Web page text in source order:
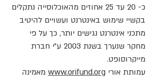
כ- 20 עד 25 אחוזים מהאוכלוסייה נתקלים
בקשיי שימוש באינטרנט ועשויים להיטיב
מתכני אינטרנט נגישים יותר, כך על פי
מחקר שנערך בשנת 2003 ע"י חברת
מייקרוסופט.
עמותת אורי www.orifund.org מאמינה